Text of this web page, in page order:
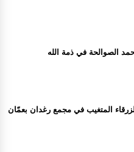
الصوالحة في ذمة الله
المتغيب في مجمع رغدان بعمّان